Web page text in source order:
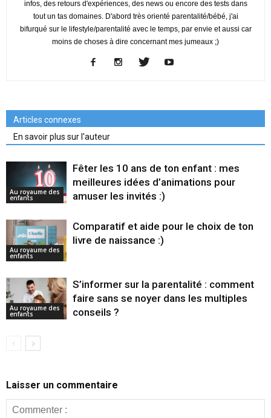
infos, des retours d'expériences, des news ou encore des tests dans
tout un tas domaines. D'abord très orienté parentalité/bébé, j'ai
bifurqué sur le lifestyle/parentalité avec le temps, par envie et aussi car
moins de choses à dire concernant mes jumeaux ;)
Articles connexes
En savoir plus sur l'auteur
Au royaume des
enfants
Fêter les 10 ans de ton enfant : mes
meilleures idées d’animations pour
amuser les invités :)
Au royaume des
enfants
Comparatif et aide pour le choix de ton
livre de naissance :)
Au royaume des
enfants
S’informer sur la parentalité : comment
faire sans se noyer dans les multiples
conseils ?
Laisser un commentaire